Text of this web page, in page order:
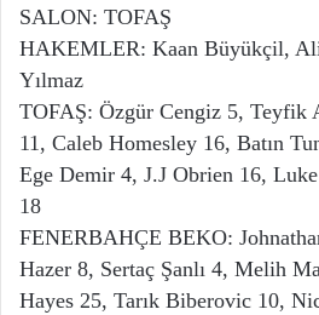
SALON: TOFAŞ
HAKEMLER: Kaan Büyükçil, Ali
Yılmaz
TOFAŞ: Özgür Cengiz 5, Teyfik
11, Caleb Homesley 16, Batın
Ege Demir 4, J.J Obrien 16,
18
FENERBAHÇE BEKO:
Hazer 8, Sertaç Şanlı 4, Melih
Hayes 25, Tarık Biberovic 10,